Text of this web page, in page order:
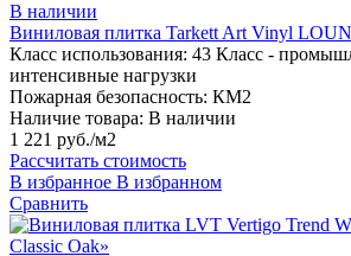
В наличии
Виниловая плитка Tarkett Art Vinyl
Класс использования: 43 Класс -
интенсивные нагрузки
Пожарная безопасность: КМ2
Наличие товара: В наличии
1 221 руб./м2
Рассчитать стоимость
В избранное В избранном
Сравнить